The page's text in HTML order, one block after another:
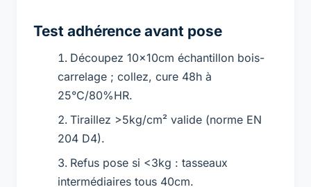
Test adhérence avant pose
Découpez 10x10cm échantillon bois-
carrelage ; collez, cure 48h à
25°C/80%HR.
Tiraillez >5kg/cm² valide (norme EN
204 D4).
Refus pose si <3kg : tasseaux
intermédiaires tous 40cm.